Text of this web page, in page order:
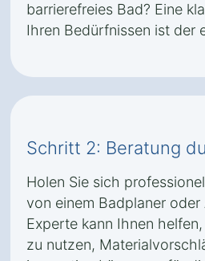
barrierefreies Bad? Eine
Ihren Bedürfnissen ist der
Schritt 2: Beratung
Holen Sie sich
von einem Badplaner oder
Experte kann Ihnen
zu nutzen,